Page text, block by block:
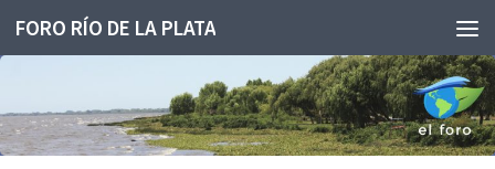
Saltar al contenido
FORO RÍO DE LA PLATA